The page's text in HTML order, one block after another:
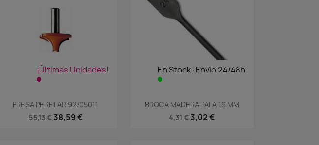
¡Últimas Unidades!
Vista rápida
FRESA PERFILAR 92705011
55,13 € 38,59 €
En Stock·Envío 24/48h
Vista rápida
BROCA MADERA PALA 16 MM
4,31 € 3,02 €